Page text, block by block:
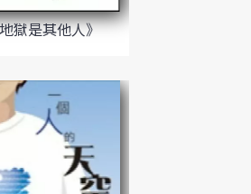
獄是其他人》